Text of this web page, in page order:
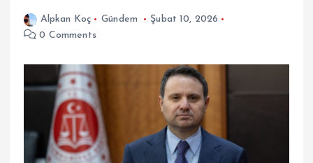
Alpkan Koç Gündem
Şubat 10, 2026
0 Comments